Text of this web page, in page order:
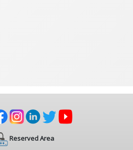
Reserved Area